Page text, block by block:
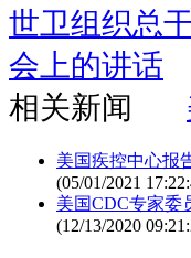
世卫组织总
会上的讲话
相关新闻
美国疾控中心报
(05/01/2021
美国CDC专家委
(12/13/2020